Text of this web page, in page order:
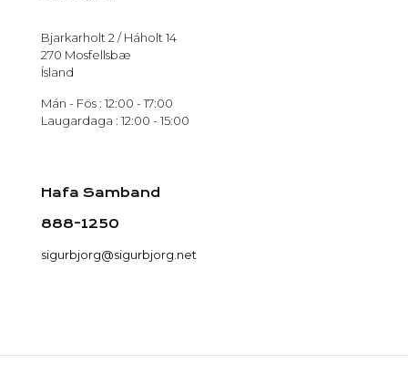
Bjarkarholt 2 / Háholt 14
270 Mosfellsbæ
Ísland
Mán - Fös : 12:00 - 17:00
Laugardaga : 12:00 - 15:00
Hafa Samband
888-1250
sigurbjorg@sigurbjorg.net